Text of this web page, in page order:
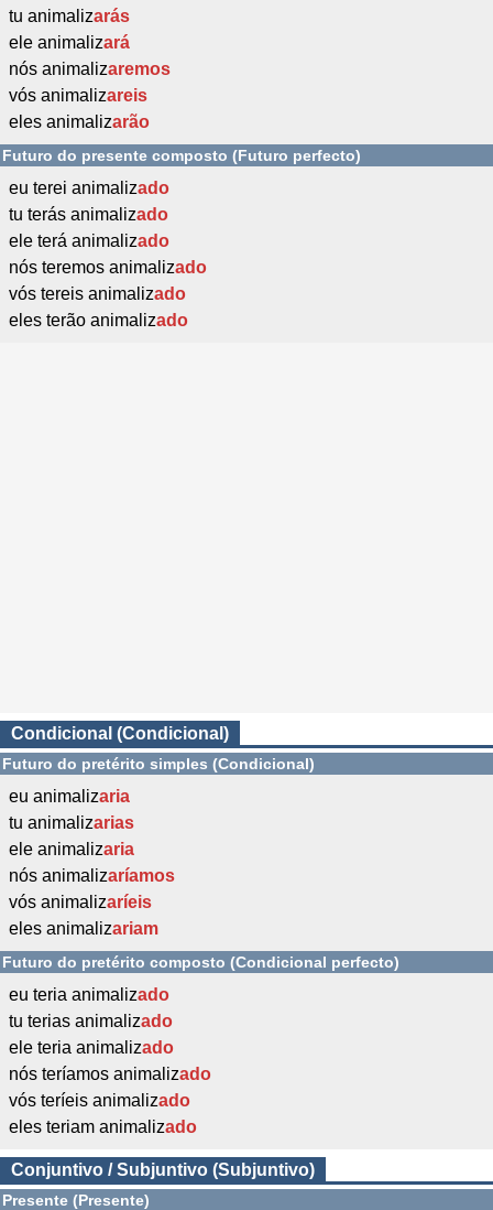
tu animalizarás
ele animalizará
nós animalizaremos
vós animalizareis
eles animalizarão
Futuro do presente composto (Futuro perfecto)
eu terei animalizado
tu terás animalizado
ele terá animalizado
nós teremos animalizado
vós tereis animalizado
eles terão animalizado
Condicional (Condicional)
Futuro do pretérito simples (Condicional)
eu animalizaria
tu animalizarias
ele animalizaria
nós animalizaríamos
vós animalizaríeis
eles animalizariam
Futuro do pretérito composto (Condicional perfecto)
eu teria animalizado
tu terias animalizado
ele teria animalizado
nós teríamos animalizado
vós teríeis animalizado
eles teriam animalizado
Conjuntivo / Subjuntivo (Subjuntivo)
Presente (Presente)